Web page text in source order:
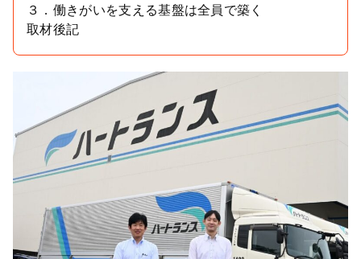
３．働きがいを支える基盤は全員で築く
取材後記